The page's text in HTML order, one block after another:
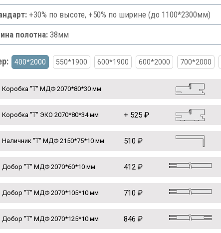
+30% по высоте, +50% по ширине (до 1100*2300мм)
полотна:38мм
400*2000 550*1900 600*1900 600*2000 700*2000
Коробка "Т" МДФ 2070*80*30 мм
Коробка "Т" ЭКО 2070*80*34 мм + 525 ₽
Наличник "Т" МДФ 2150*75*10 мм 510 ₽
Добор "Т" МДФ 2070*60*10 мм 412 ₽
Добор "Т" МДФ 2070*105*10 мм 710 ₽
Добор "Т" МДФ 2070*125*10 мм 846 ₽